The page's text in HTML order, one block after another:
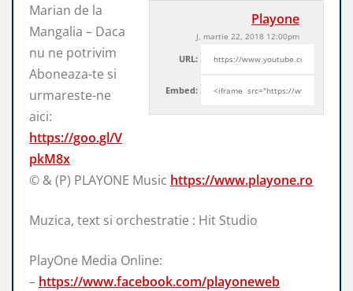
Playone
J, martie 22, 2018 12:00pm
URL:
Embed:
Marian de la
Mangalia – Daca
nu ne potrivim
Aboneaza-te si
urmareste-ne
aici:
https://goo.gl/V
pkM8x
© & (P) PLAYONE Music https://www.playone.ro
Muzica, text si orchestratie : Hit Studio
PlayOne Media Online:
– https://www.facebook.com/playoneweb